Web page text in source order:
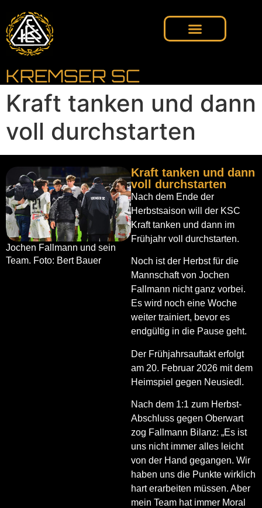
KREMSER SC
Kraft tanken und dann
voll durchstarten
Jochen Fallmann und sein
Team. Foto: Bert Bauer
Kraft tanken und dann
voll durchstarten
Nach dem Ende der
Herbstsaison will der KSC
Kraft tanken und dann im
Frühjahr voll durchstarten.
Noch ist der Herbst für die
Mannschaft von Jochen
Fallmann nicht ganz vorbei.
Es wird noch eine Woche
weiter trainiert, bevor es
endgültig in die Pause geht.
Der Frühjahrsauftakt erfolgt
am 20. Februar 2026 mit dem
Heimspiel gegen Neusiedl.
Nach dem 1:1 zum Herbst-
Abschluss gegen Oberwart
zog Fallmann Bilanz: „Es ist
uns nicht immer alles leicht
von der Hand gegangen. Wir
haben uns die Punkte wirklich
hart erarbeiten müssen. Aber
mein Team hat immer Moral